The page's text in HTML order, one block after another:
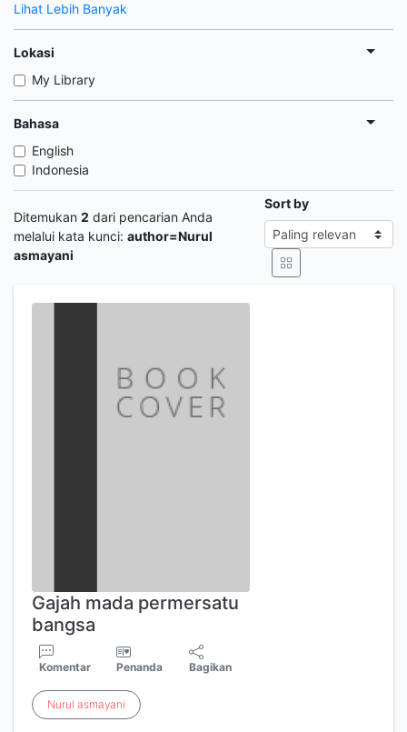
Lihat Lebih Banyak
Lokasi
My Library
Bahasa
English
Indonesia
Ditemukan 2 dari pencarian Anda
melalui kata kunci: author=Nurul
asmayani
Sort by
Gajah mada permersatu
bangsa
Komentar Penanda Bagikan
Nurul asmayani